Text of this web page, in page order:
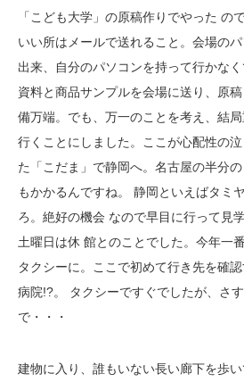
「こども大学」の原稿作りでやった の
いい所はメールで送れること。会場の
出来、自分のパソコンを持って行かなく
資料と商品サンプルを会場に送り、原
備万端。でも、万一のことを考え、結
行くことにしました。ここが心配性の
た「こだま」で静岡へ。名古屋の半分
もかかるんですね。 静岡といえばタミ
ろ。絶好の機会 なので早目に行って見
土曜日は休 館とのことでした。今年一
タクシーに。ここで初めて行き先を確
病院!?。 タクシーですぐでしたが、さ
で・・・
建物に入り、誰もいない長い廊下を歩